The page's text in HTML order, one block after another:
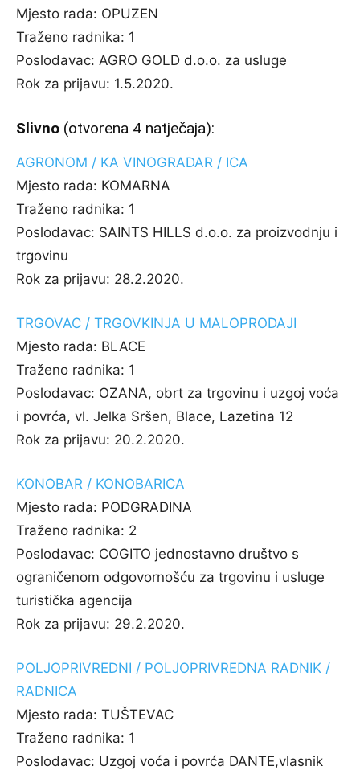
Mjesto rada: OPUZEN
Traženo radnika: 1
Poslodavac: AGRO GOLD d.o.o. za usluge
Rok za prijavu: 1.5.2020.
Slivno (otvorena 4 natječaja):
AGRONOM / KA VINOGRADAR / ICA
Mjesto rada: KOMARNA
Traženo radnika: 1
Poslodavac: SAINTS HILLS d.o.o. za proizvodnju i
trgovinu
Rok za prijavu: 28.2.2020.
TRGOVAC / TRGOVKINJA U MALOPRODAJI
Mjesto rada: BLACE
Traženo radnika: 1
Poslodavac: OZANA, obrt za trgovinu i uzgoj voća
i povrća, vl. Jelka Sršen, Blace, Lazetina 12
Rok za prijavu: 20.2.2020.
KONOBAR / KONOBARICA
Mjesto rada: PODGRADINA
Traženo radnika: 2
Poslodavac: COGITO jednostavno društvo s
ograničenom odgovornošću za trgovinu i usluge
turistička agencija
Rok za prijavu: 29.2.2020.
POLJOPRIVREDNI / POLJOPRIVREDNA RADNIK /
RADNICA
Mjesto rada: TUŠTEVAC
Traženo radnika: 1
Poslodavac: Uzgoj voća i povrća DANTE,vlasnik